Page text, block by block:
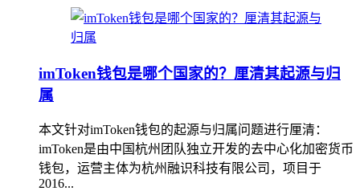
imToken钱包是哪个国家的？厘清其起源与归
属
本文针对imToken钱包的起源与归属问题进行厘清：
imToken是由中国杭州团队独立开发的去中心化加密货币
钱包，运营主体为杭州融识科技有限公司，项目于
2016...